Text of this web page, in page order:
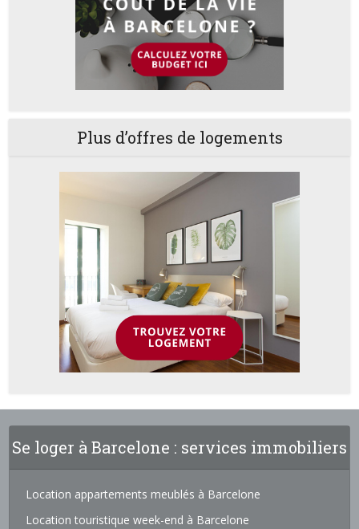
Plus d’offres de logements
Se loger à Barcelone : services immobiliers
Location appartements meublés à Barcelone
Location touristique week-end à Barcelone